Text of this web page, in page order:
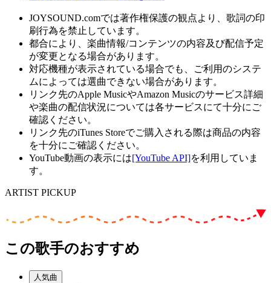
JOYSOUND.comでは著作権保護の観点より、歌詞の印
刷行為を禁止しています。
都合により、楽曲情報/コンテンツの内容及び配信予定
が変更となる場合があります。
対応機種が表示されている場合でも、ご利用のシステ
ムによっては選曲できない場合があります。
リンク先のApple MusicやAmazon Musicのサービス詳細
や楽曲の配信状況については各サービスにて十分にご
確認ください。
リンク先のiTunes Storeでご購入される際は商品の内容
を十分にご確認ください。
YouTube動画の表示には[YouTube API]を利用していま
す。
ARTIST PICKUP
この歌手のおすすめ
人気曲